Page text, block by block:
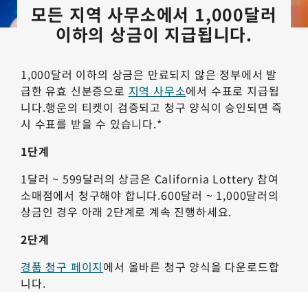
모든 지역 사무소에서 1,000달러
이하의 상금이 지급됩니다.
1,000달러 이하의 상금은 만료되지 않은 정부에서 발
급한 유효 신분증으로 지역 사무소에서 수표로 지급됩
니다.행운의 티켓이 검증되고 청구 양식이 승인되면 즉
시 수표를 받을 수 있습니다.*
1단계
1달러 ~ 599달러의 상금은 California Lottery 참여
소매점에서 청구해야 합니다.600달러 ~ 1,000달러의
상금인 경우 아래 2단계로 계속 진행하세요.
2단계
경품 청구 페이지에서 올바른 청구 양식을 다운로드합
니다.